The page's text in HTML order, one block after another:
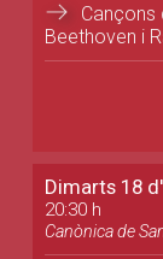
Cançons
Beethoven i
Dimarts 18
20:30 h
Canònica de